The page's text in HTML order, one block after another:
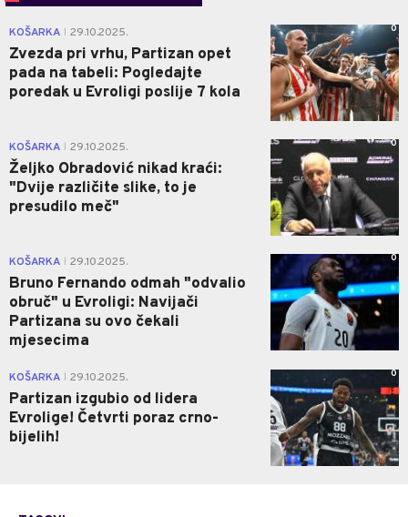
KOŠARKA 29.10.2025.
Zvezda pri vrhu, Partizan opet
pada na tabeli: Pogledajte
poredak u Evroligi poslije 7 kola
0
KOŠARKA 29.10.2025.
Željko Obradović nikad kraći:
"Dvije različite slike, to je
presudilo meč"
0
KOŠARKA 29.10.2025.
Bruno Fernando odmah "odvalio
obruč" u Evroligi: Navijači
Partizana su ovo čekali
mjesecima
0
KOŠARKA 29.10.2025.
Partizan izgubio od lidera
Evrolige! Četvrti poraz crno-
bijelih!
0